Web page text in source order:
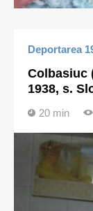
Deportarea
Colbasiuc
1938, s.
20 min